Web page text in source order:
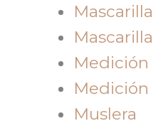
Mascarilla
Mascarilla
Medición
Medición
Muslera